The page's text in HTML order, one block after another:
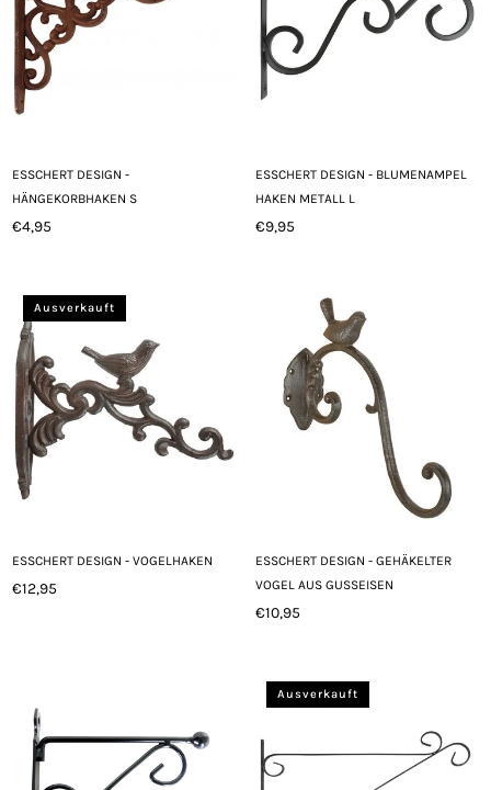
ESSCHERT DESIGN -
HÄNGEKORBHAKEN S
Normaler
€4,95
ESSCHERT DESIGN - BLUMENAMPEL
HAKEN METALL L
Normaler
€9,95
Ausverkauft
ESSCHERT DESIGN - VOGELHAKEN
Normaler
€12,95
ESSCHERT DESIGN - GEHÄKELTER
VOGEL AUS GUSSEISEN
Normaler
€10,95
Ausverkauft